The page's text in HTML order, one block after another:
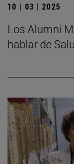
10 | 03 | 2025
Los Alumni
hablar de